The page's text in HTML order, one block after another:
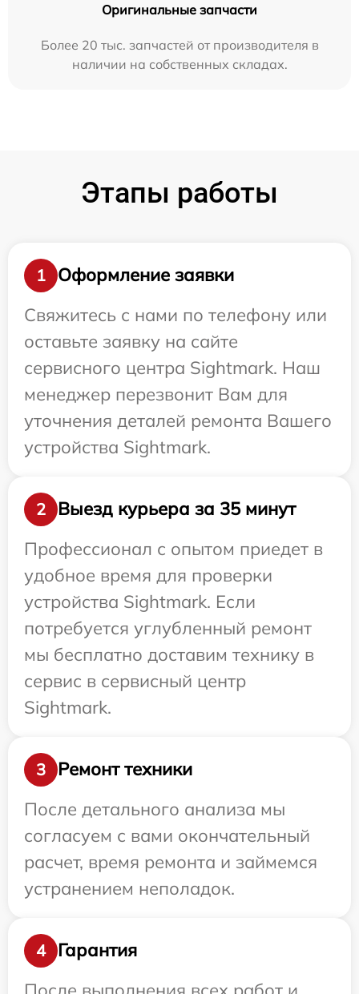
Оригинальные запчасти
Более 20 тыс. запчастей от производителя в
наличии на собственных складах.
Этапы работы
1
Оформление заявки
Свяжитесь с нами по телефону или
оставьте заявку на сайте
сервисного центра Sightmark. Наш
менеджер перезвонит Вам для
уточнения деталей ремонта Вашего
устройства Sightmark.
2
Выезд курьера за 35 минут
Профессионал с опытом приедет в
удобное время для проверки
устройства Sightmark. Если
потребуется углубленный ремонт
мы бесплатно доставим технику в
сервис в сервисный центр
Sightmark.
3
Ремонт техники
После детального анализа мы
согласуем с вами окончательный
расчет, время ремонта и займемся
устранением неполадок.
4
Гарантия